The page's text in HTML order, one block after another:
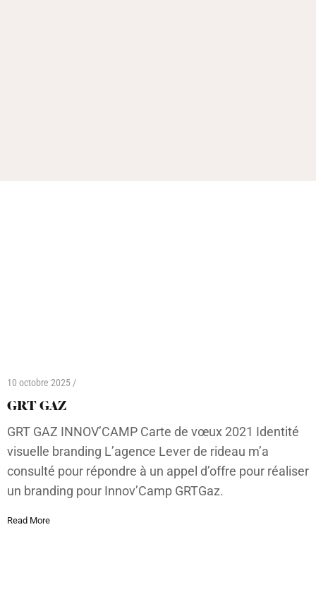
10 octobre 2025 /
GRT GAZ
GRT GAZ INNOV’CAMP Carte de vœux 2021 Identité
visuelle branding L’agence Lever de rideau m’a
consulté pour répondre à un appel d’offre pour réaliser
un branding pour Innov’Camp GRTGaz.
Read More